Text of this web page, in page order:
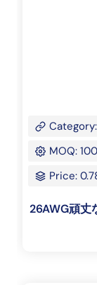
MOQ:
Price:
26AWG頑丈